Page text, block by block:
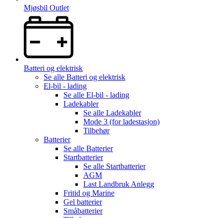
Mjøsbil Outlet
Batteri og elektrisk
Se alle Batteri og elektrisk
El-bil - lading
Se alle El-bil - lading
Ladekabler
Se alle Ladekabler
Mode 3 (for ladestasjon)
Tilbehør
Batterier
Se alle Batterier
Startbatterier
Se alle Startbatterier
AGM
Last Landbruk Anlegg
Fritid og Marine
Gel batterier
Småbatterier